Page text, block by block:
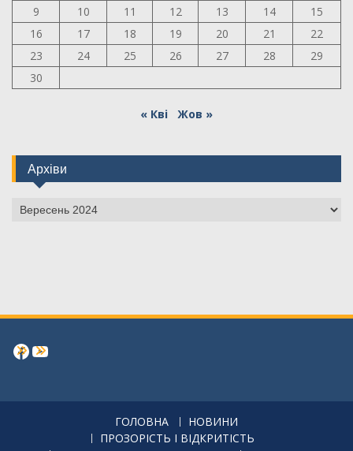
9
10 11 12 13 14
15
16
17 18 19 20 21
22
23
24 25 26 27 28
29
30
« Кві Жов »
Архіви
Архіви
Facebook
https://www.youtube.com/channel/
ГОЛОВНА
НОВИНИ
ПРОЗОРІСТЬ І ВІДКРИТІСТЬ